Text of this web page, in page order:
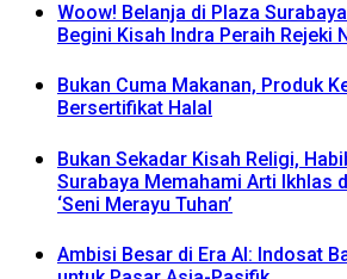
Woow! Belanja di Plaza
Begini Kisah Indra Peraih Rejeki
Bukan Cuma Makanan, Produk
Bersertifikat Halal
Bukan Sekadar Kisah Religi,
Surabaya Memahami Arti Ikhlas
‘Seni Merayu Tuhan’
Ambisi Besar di Era AI: Indosat